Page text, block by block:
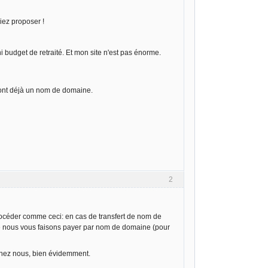
proposer !
de retraité. Et mon site n'est pas énorme.
déjà un nom de domaine.
2
comme ceci: en cas de transfert de nom de
vous faisons payer par nom de domaine (pour
nous, bien évidemment.